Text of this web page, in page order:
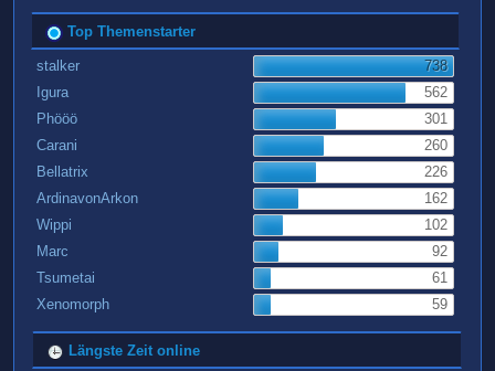
Top Themenstarter
stalker
738
Igura
562
Phööö
301
Carani
260
Bellatrix
226
ArdinavonArkon
162
Wippi
102
Marc
92
Tsumetai
61
Xenomorph
59
Längste Zeit online